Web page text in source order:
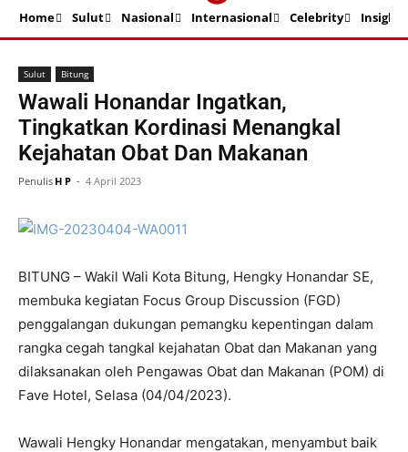
Home Sulut Nasional Internasional Celebrity Insight
Beranda Sulut Bitung
Sulut Bitung
Wawali Honandar Ingatkan,
Tingkatkan Kordinasi Menangkal
Kejahatan Obat Dan Makanan
Penulis H P - 4 April 2023
BITUNG – Wakil Wali Kota Bitung, Hengky Honandar SE,
membuka kegiatan Focus Group Discussion (FGD)
penggalangan dukungan pemangku kepentingan dalam
rangka cegah tangkal kejahatan Obat dan Makanan yang
dilaksanakan oleh Pengawas Obat dan Makanan (POM) di
Fave Hotel, Selasa (04/04/2023).
Wawali Hengky Honandar mengatakan, menyambut baik